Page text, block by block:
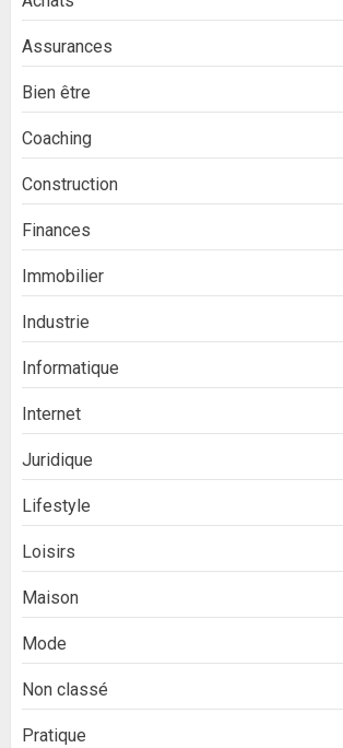
Assurances
Bien être
Coaching
Construction
Finances
Immobilier
Industrie
Informatique
Internet
Juridique
Lifestyle
Loisirs
Maison
Mode
Non classé
Pratique